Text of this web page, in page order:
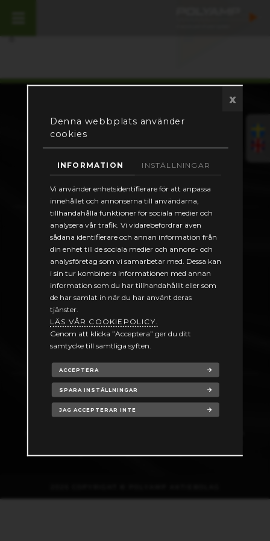
Bäckgatan 10, 597 53 Åtvidaberg
Hovslagarevägen 31. 192 54 Sollentuna
+46 (0)120 854 00
MENU
Hem
Om oss
Produkter
Produktkatalog
Återförsäljare
Cases
Kontakt
Cookie policy
Registrera för access till manualer
x
Denna webbplats använder
cookies
INFORMATION INSTÄLLNINGAR
Vi använder enhetsidentifierare för att anpassa
innehållet och annonserna till användarna,
tillhandahålla funktioner för sociala medier och
analysera vår trafik. Vi vidarebefordrar även
sådana identifierare och annan information från
din enhet till de sociala medier och annons- och
analysföretag som vi samarbetar med. Dessa kan
i sin tur kombinera informationen med annan
information som du har tillhandahållit eller som
de har samlat in när du har använt deras
tjänster.
LÄS VÅR COOKIEPOLICY.
Genom att klicka ”Acceptera” ger du ditt
samtycke till samtliga syften.
JAG ACCEPTERAR INTE
SPARA INSTÄLLNINGAR
ACCEPTERA